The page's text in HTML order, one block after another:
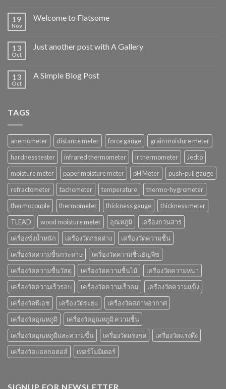
19
Nov
Welcome to Flatsome
13
Oct
Just another post with A Gallery
13
Oct
A Simple Blog Post
TAGS
anemometer distance meter force gauge
grain moisture meter
hardness tester
infrared thermometer ir thermometer
Jedto
moisture meter
paper moisture meter pH Meter
push-pull gauge
refractometer
tachometer temperature
thermo-hygrometer
thermocouple
thermometer thickness gauge
thickness meter
TLEAD
wood moisture meter อุณหภูมิ
เครื่องกวนสาร
เครื่องชั่งน้ำหนัก
เครื่องวัดกรดด่าง
เครื่องวัดความชื้น
เครื่องวัดความชื้นกระดาษ
เครื่องวัดความชื้นธัญพืช
เครื่องวัดความชื้นวัสดุ
เครื่องวัดความชื้นไม้
เครื่องวัดความหนา
เครื่องวัดความเร็วรอบ
เครื่องวัดความเร็วลม
เครื่องวัดความแข็ง
เครื่องวัดพีเอช
เครื่องวัดระยะ
เครื่องวัดสภาพอากาศ
เครื่องวัดอุณหภูมิ
เครื่องวัดอุณหภูมิ ความชื้น
เครื่องวัดอุณหภูมิและความชื้น
เครื่องวัดแรงกด
เครื่องวัดแรงดึง
เครื่องวัดแอลกอฮอล์
เทอร์โมมิเตอร์
SIGNUP FOR NEWSLETTER